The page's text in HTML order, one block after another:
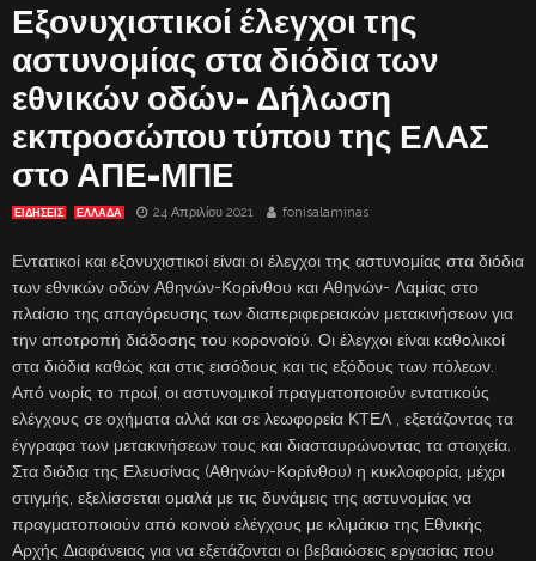
Εξονυχιστικοί έλεγχοι της
αστυνομίας στα διόδια των
εθνικών οδών- Δήλωση
εκπροσώπου τύπου της ΕΛΑΣ
στο ΑΠΕ-ΜΠΕ
ΕΙΔΗΣΕΙΣ ΕΛΛΑΔΑ 24 Απριλίου 2021 fonisalaminas
Εντατικοί και εξονυχιστικοί είναι οι έλεγχοι της αστυνομίας στα διόδια
των εθνικών οδών Αθηνών-Κορίνθου και Αθηνών- Λαμίας στο
πλαίσιο της απαγόρευσης των διαπεριφερειακών μετακινήσεων για
την αποτροπή διάδοσης του κορονοϊού. Οι έλεγχοι είναι καθολικοί
στα διόδια καθώς και στις εισόδους και τις εξόδους των πόλεων.
Από νωρίς το πρωί, οι αστυνομικοί πραγματοποιούν εντατικούς
ελέγχους σε οχήματα αλλά και σε λεωφορεία ΚΤΕΛ , εξετάζοντας τα
έγγραφα των μετακινήσεων τους και διασταυρώνοντας τα στοιχεία.
Στα διόδια της Ελευσίνας (Αθηνών-Κορίνθου) η κυκλοφορία, μέχρι
στιγμής, εξελίσσεται ομαλά με τις δυνάμεις της αστυνομίας να
πραγματοποιούν από κοινού ελέγχους με κλιμάκιο της Εθνικής
Αρχής Διαφάνειας για να εξετάζονται οι βεβαιώσεις εργασίας που